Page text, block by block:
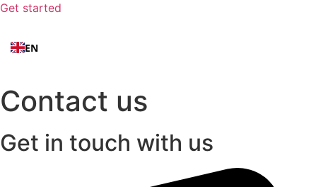
Get started
EN
Contact us
Get in touch with us